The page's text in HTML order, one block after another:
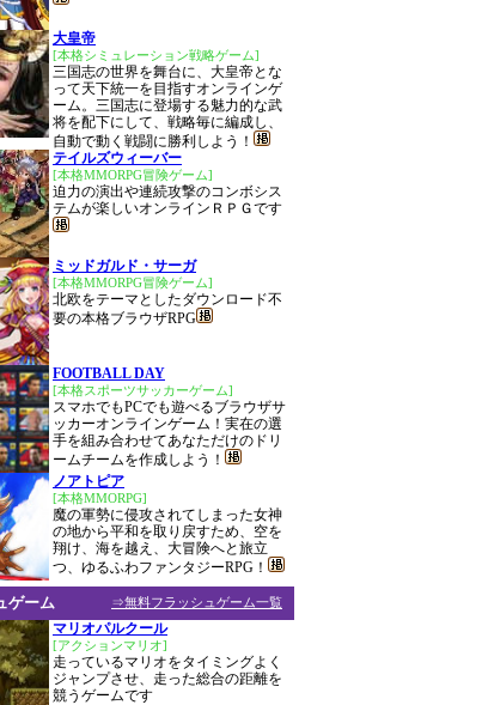
大皇帝
[本格シミュレーション戦略ゲーム]
三国志の世界を舞台に、大皇帝とな
って天下統一を目指すオンラインゲ
ーム。三国志に登場する魅力的な武
将を配下にして、戦略毎に編成し、
自動で動く戦闘に勝利しよう！
テイルズウィーバー
[本格MMORPG冒険ゲーム]
迫力の演出や連続攻撃のコンボシス
テムが楽しいオンラインＲＰＧです
ミッドガルド・サーガ
[本格MMORPG冒険ゲーム]
北欧をテーマとしたダウンロード不
要の本格ブラウザRPG
FOOTBALL DAY
[本格スポーツサッカーゲーム]
スマホでもPCでも遊べるブラウザサ
ッカーオンラインゲーム！実在の選
手を組み合わせてあなただけのドリ
ームチームを作成しよう！
ノアトピア
[本格MMORPG]
魔の軍勢に侵攻されてしまった女神
の地から平和を取り戻すため、空を
翔け、海を越え、大冒険へと旅立
つ、ゆるふわファンタジーRPG！
⇒無料フラッシュゲーム一覧
ゲーム
マリオパルクール
[アクションマリオ]
走っているマリオをタイミングよく
ジャンプさせ、走った総合の距離を
競うゲームです